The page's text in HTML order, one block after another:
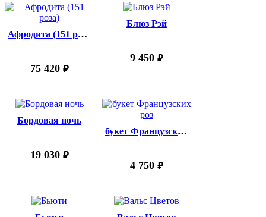
Афродита (151 роза)
75 420 руб.
Блюз Рэй
9 450 руб.
Бордовая ночь
19 030 руб.
букет Французских роз
4 750 руб.